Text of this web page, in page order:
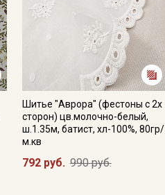
Шитье "Аврора" (фестоны с 2х
сторон) цв.молочно-белый,
ш.1.35м, батист, хл-100%, 80гр/
м.кв
792 руб. 990 руб.